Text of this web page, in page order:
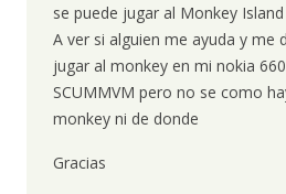
se puede jugar al Monkey
A ver si alguien me ayuda y me
jugar al monkey en mi nokia
SCUMMVM pero no se como
monkey ni de donde
Gracias